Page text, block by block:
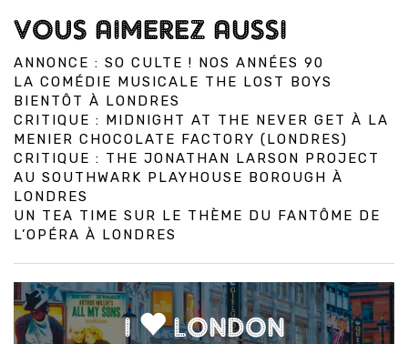
VOUS AIMEREZ AUSSI
ANNONCE : SO CULTE ! NOS ANNÉES 90
LA COMÉDIE MUSICALE THE LOST BOYS
BIENTÔT À LONDRES
CRITIQUE : MIDNIGHT AT THE NEVER GET À LA
MENIER CHOCOLATE FACTORY (LONDRES)
CRITIQUE : THE JONATHAN LARSON PROJECT
AU SOUTHWARK PLAYHOUSE BOROUGH À
LONDRES
UN TEA TIME SUR LE THÈME DU FANTÔME DE
L’OPÉRA À LONDRES
I LONDON